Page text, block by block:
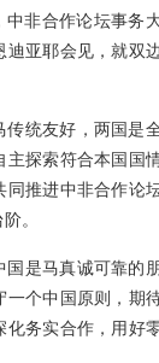
中非合作论坛事务
迪亚耶会见，就双
传统友好，两国是
主探索符合本国国
同推进中非合作论
。
国是马真诚可靠的
一个中国原则，期
化务实合作，用好